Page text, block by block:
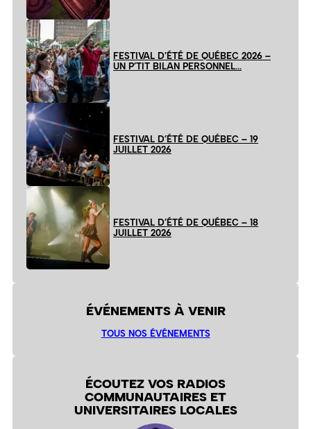
FESTIVAL D’ÉTÉ DE QUÉBEC 2026 –
UN P’TIT BILAN PERSONNEL…
FESTIVAL D’ÉTÉ DE QUÉBEC – 19
JUILLET 2026
FESTIVAL D’ÉTÉ DE QUÉBEC – 18
JUILLET 2026
ÉVÉNEMENTS À VENIR
TOUS NOS ÉVÉNEMENTS
ÉCOUTEZ VOS RADIOS
COMMUNAUTAIRES ET
UNIVERSITAIRES LOCALES